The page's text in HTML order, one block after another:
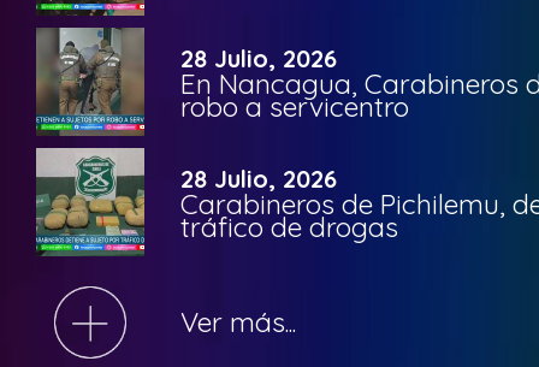
28 Julio, 2026
En Nancagua, Carabineros
robo a servicentro
28 Julio, 2026
Carabineros de Pichilemu,
tráfico de drogas
Ver más...